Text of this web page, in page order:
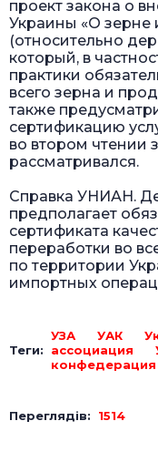
проект закона о
Украины «О зерне
(относительно
который, в
практики
всего зерна и
также
сертификацию
во втором чтении
рассматривался.
Справка УНИАН.
предполагает
сертификата
переработки во
по территории
импортных
Теги:
УЗА УАК
ассоциация
конфедерация
Переглядів: 1514